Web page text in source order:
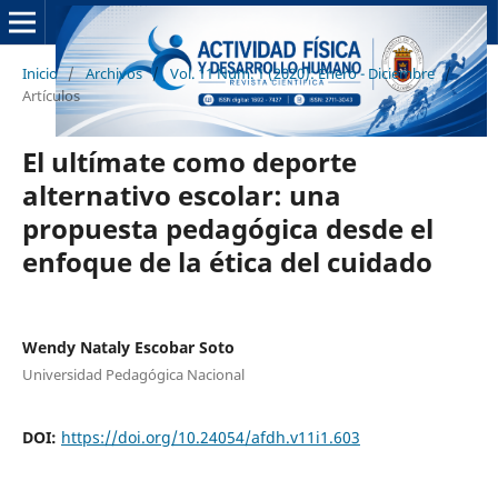
Inicio / Archivos / Vol. 11 Núm. 1 (2020): Enero - Diciembre /
Artículos
El ultímate como deporte
alternativo escolar: una
propuesta pedagógica desde el
enfoque de la ética del cuidado
Wendy Nataly Escobar Soto
Universidad Pedagógica Nacional
DOI: https://doi.org/10.24054/afdh.v11i1.603